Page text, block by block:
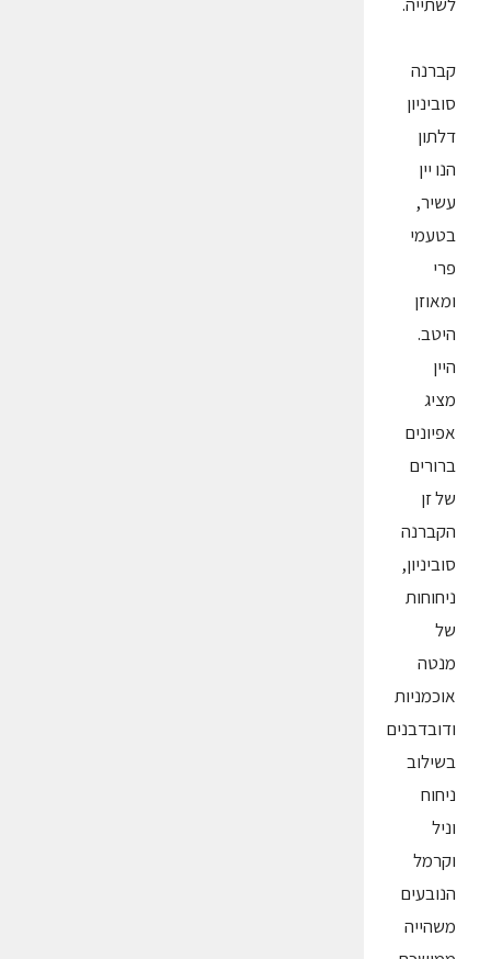
קברנה
סוביניון
דלתון
הנו יין
עשיר,
בטעמי
פרי
ומאוזן
היטב.
היין
מציג
אפיונים
ברורים
של זן
הקברנה
סוביניון,
ניחוחות
של
מנטה
אוכמניות
ודובדבנים
בשילוב
ניחוח
וניל
וקרמל
הנובעים
משהייה